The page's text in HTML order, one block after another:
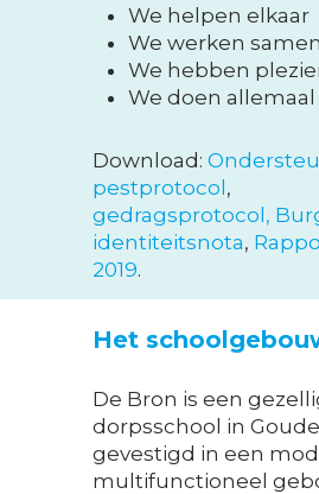
We helpen elkaar
We werken samen
We hebben
We doen
Download:
pestprotocol,
gedragsprotocol,
identiteitsnota,
2019.
Het
De Bron is een
dorpsschool in
gevestigd in een
multifunctioneel